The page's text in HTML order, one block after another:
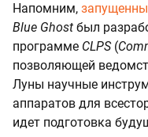
Напомним,
Blue Ghost был
программе CLPS (
позволяющей
Луны научные
аппаратов для
идет подготовка